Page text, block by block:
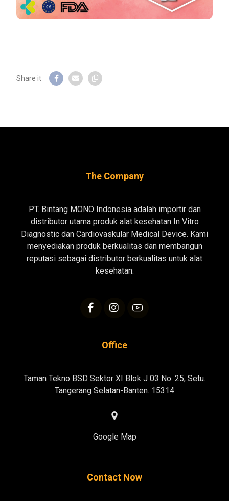
The Company
PT. Bintang MONO Indonesia adalah importir dan
distributor utama produk alat kesehatan In Vitro
Diagnostic dan Cardiovaskular Medical Device. Kami
menyediakan produk berkualitas dan membangun
reputasi sebagai distributor berkualitas untuk alat
kesehatan.
Office
Taman Tekno BSD Sektor XI Blok J 03 No. 25, Setu.
Tangerang Selatan-Banten. 15314
Google Map
Contact Now